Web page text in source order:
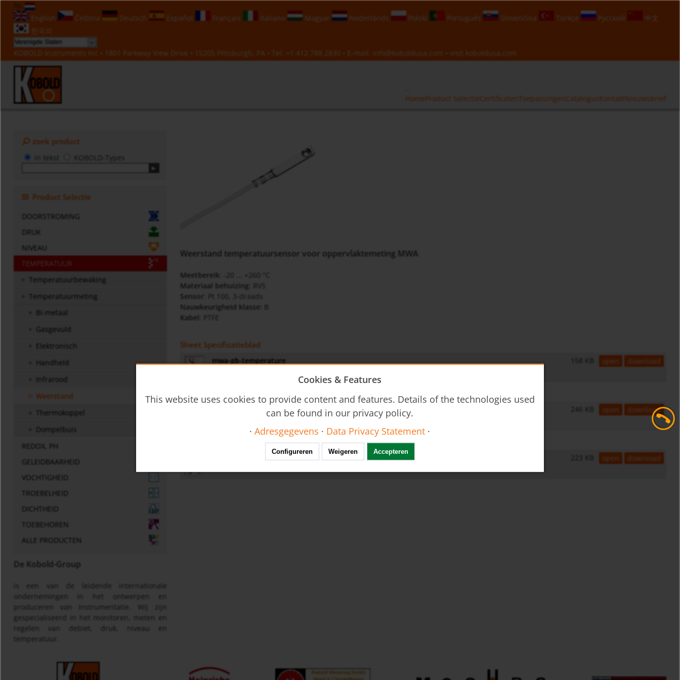
NL
English
Čeština Deutsch Español Français Italiano Magyar Nederlands Polski Português Slovenčina Türkçe Русский
中文
한국의
KOBOLD Instruments Inc • 1801 Parkway View Drive • 15205 Pittsburgh, PA • Tel: +1 412 788 2830 • E-mail: info@koboldusa.com • visit koboldusa.com
HomeProduct SelectieCertificaten Toepassingen CatalogusKontaktNieuwsbrief
zoek product
in tekst KOBOLD-Types
Product Selectie
DOORSTROMING
DRUK
NIVEAU
TEMPERATUUR
Temperatuurbewaking
Temperatuurmeting
Bi-metaal
Gasgevuld
Elektronisch
Handheld
Infrarood
Weerstand
Thermokoppel
Dompelbuis
REDOX, PH
GELEIDBAARHEID
VOCHTIGHEID
TROEBELHEID
DICHTHEID
TOEBEHOREN
ALLE PRODUCTEN
De Kobold-Group
is een van de leidende internationale
ondernemingen in het ontwerpen en
produceren van Instrumentatie. Wij zijn
gespecialiseerd in het monitoren, meten en
regelen van debiet, druk, niveau en
Weerstand temperatuursensor voor oppervlaktemeting MWA
Meetbereik
: -20 ... +260 °C
Materiaal behuizing : RVS
Sensor
Nauwkeurigheid klasse:
Kabel
Sheet Specificatieblad
mwa-gb-temperature 158 KB open download
Gebruiksaanwijzing
MWA - Operating Instructions 246 KB open download
General Safety Instructions 223 KB open download
Cookies & Features
This website uses cookies to provide content and features. Details of the technologies used
can be found in our privacy policy.
·Adresgegevens · Data Privacy Statement ·
Configureren Weigeren Accepteren